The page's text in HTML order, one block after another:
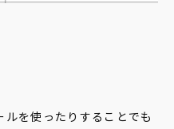
を使ったりすることでも